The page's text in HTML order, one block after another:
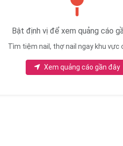
Bật định vị để xem quảng cáo
Tìm tiệm nail, thợ nail ngay khu vực
Xem quảng cáo gần đây